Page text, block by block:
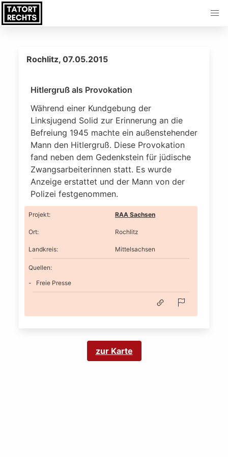
Rochlitz, 07.05.2015
Hitlergruß als Provokation
Während einer Kundgebung der
Linksjugend Solid zur Erinnerung an die
Befreiung 1945 machte ein außenstehender
Mann den Hitlergruß. Diese Provokation
fand neben dem Gedenkstein für jüdische
Zwangsarbeiterinnen statt. Es wurde
Anzeige erstattet und der Mann von der
Polizei festgenommen.
Projekt: RAA Sachsen
Ort: Rochlitz
Landkreis: Mittelsachsen
Quellen:
Freie Presse
zur Karte